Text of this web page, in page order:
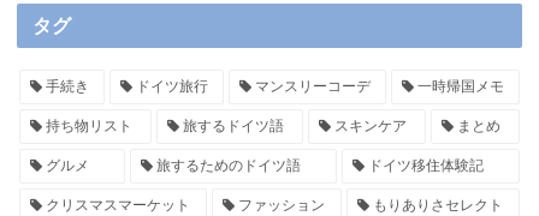
タグ
手続き ドイツ旅行 マンスリーコーデ 一時帰国メモ
持ち物リスト 旅するドイツ語 スキンケア まとめ
グルメ 旅するためのドイツ語 ドイツ移住体験記
クリスマスマーケット ファッション もりありさセレクト